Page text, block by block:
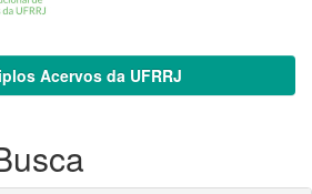
Acervos da UFRRJ